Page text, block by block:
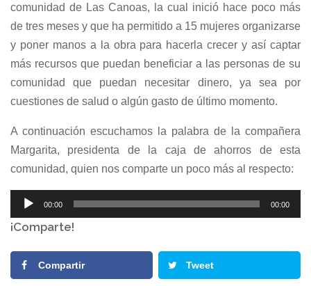
comunidad de Las Canoas, la cual inició hace poco más
de tres meses y que ha permitido a 15 mujeres organizarse
y poner manos a la obra para hacerla crecer y así captar
más recursos que puedan beneficiar a las personas de su
comunidad que puedan necesitar dinero, ya sea por
cuestiones de salud o algún gasto de último momento.
A continuación escuchamos la palabra de la compañera
Margarita, presidenta de la caja de ahorros de esta
comunidad, quien nos comparte un poco más al respecto:
Reproductor
de
00:00 00:00
¡Comparte!
Compartir Tweet